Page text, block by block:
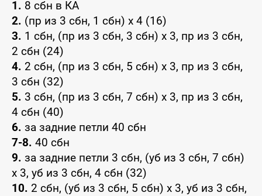
1. 8 сбн в КА
2. (пр из 3 сбн, 1 сбн) х 4 (16)
3. 1 сбн, (пр из 3 сбн, 3 сбн) х 3, пр из 3 сбн,
2 сбн (24)
4. 2 сбн, (пр из 3 сбн, 5 сбн) х 3, пр из 3 сбн,
3 сбн (32)
5. 3 сбн, (пр из 3 сбн, 7 сбн) х 3, пр из 3 сбн,
4 сбн (40)
6. за задние петли 40 сбн
7-8. 40 сбн
9. за задние петли 3 сбн, (уб из 3 сбн, 7 сбн)
х 3, уб из 3 сбн, 4 сбн (32)
10. 2 сбн, (уб из 3 сбн, 5 сбн) х 3, уб из 3 сбн,